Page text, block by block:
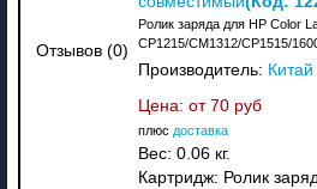
Отзывов (0)
Ролик заряда для HP Color
CP1215/CM1312/CP1515/
Производитель: Китай
Цена: от 70 руб
плюс доставка
Вес: 0.06 кг.
Картридж: Ролик